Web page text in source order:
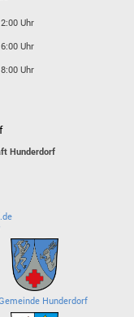
Uhr
Uhr
Uhr
Hunderdorf
Hunderdorf